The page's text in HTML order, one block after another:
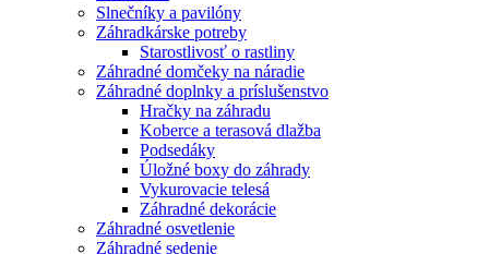
Slnečníky a pavilóny
Záhradkárske potreby
Starostlivosť o rastliny
Záhradné domčeky na náradie
Záhradné doplnky a príslušenstvo
Hračky na záhradu
Koberce a terasová dlažba
Podsedáky
Úložné boxy do záhrady
Vykurovacie telesá
Záhradné dekorácie
Záhradné osvetlenie
Záhradné sedenie